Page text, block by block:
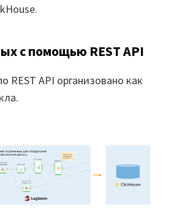
с помощью REST API
REST API организовано как